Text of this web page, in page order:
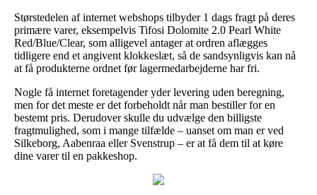
Størstedelen af internet webshops tilbyder 1 dags fragt på deres
primære varer, eksempelvis Tifosi Dolomite 2.0 Pearl White
Red/Blue/Clear, som alligevel antager at ordren aflægges
tidligere end et angivent klokkeslæt, så de sandsynligvis kan nå
at få produkterne ordnet før lagermedarbejderne har fri.
Nogle få internet foretagender yder levering uden beregning,
men for det meste er det forbeholdt når man bestiller for en
bestemt pris. Derudover skulle du udvælge den billigste
fragtmulighed, som i mange tilfælde – uanset om man er ved
Silkeborg, Aabenraa eller Svenstrup – er at få dem til at køre
dine varer til en pakkeshop.